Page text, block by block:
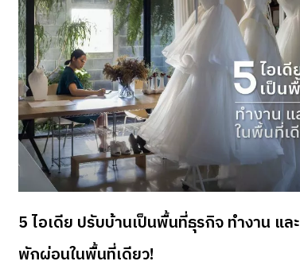
5 ไอเดีย ปรับบ้านเป็นพื้นที่ธุรกิจ ทำงาน และ
พักผ่อนในพื้นที่เดียว!